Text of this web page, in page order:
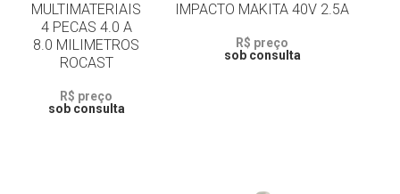
MULTIMATERIAIS
4 PECAS 4.0 A
8.0 MILIMETROS
ROCAST
R$ preço
sob consulta
IMPACTO MAKITA 40V 2.5A
R$ preço
sob consulta